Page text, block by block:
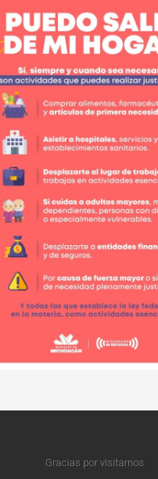
Gracias por visitarnos